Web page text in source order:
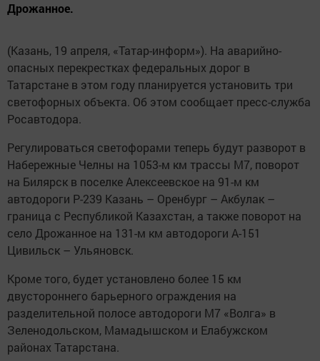
Дрожанное.
(Казань, 19 апреля, «Татар-информ»). На аварийно-
опасных перекрестках федеральных дорог в
Татарстане в этом году планируется установить три
светофорных объекта. Об этом сообщает пресс-служба
Росавтодора.
Регулироваться светофорами теперь будут разворот в
Набережные Челны на 1053-м км трассы М7, поворот
на Билярск в поселке Алексеевское на 91-м км
автодороги Р-239 Казань – Оренбург – Акбулак –
граница с Республикой Казахстан, а также поворот на
село Дрожанное на 131-м км автодороги А-151
Цивильск – Ульяновск.
Кроме того, будет установлено более 15 км
двустороннего барьерного ограждения на
разделительной полосе автодороги М7 «Волга» в
Зеленодольском, Мамадышском и Елабужском
районах Татарстана.